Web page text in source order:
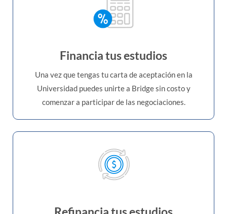
Financia tus estudios
Una vez que tengas tu carta de aceptación en la
Universidad puedes unirte a Bridge sin costo y
comenzar a participar de las negociaciones.